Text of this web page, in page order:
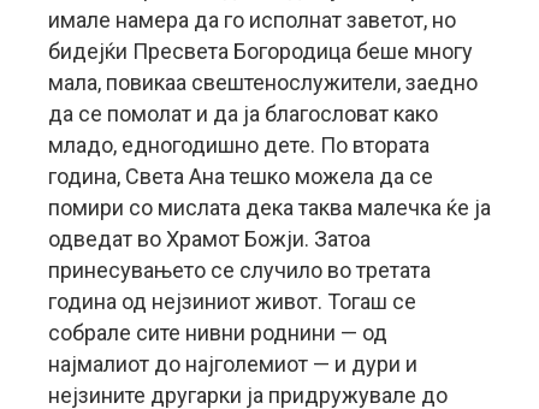
имале намера да го исполнат заветот, но
бидејќи Пресвета Богородица беше многу
мала, повикаа свештенослужители, заедно
да се помолат и да ја благословат како
младо, едногодишно дете. По втората
година, Света Ана тешко можела да се
помири со мислата дека таква малечка ќе ја
одведат во Храмот Божји. Затоа
принесувањето се случило во третата
година од нејзиниот живот. Тогаш се
собрале сите нивни роднини — од
најмалиот до најголемиот — и дури и
нејзините другарки ја придружувале до